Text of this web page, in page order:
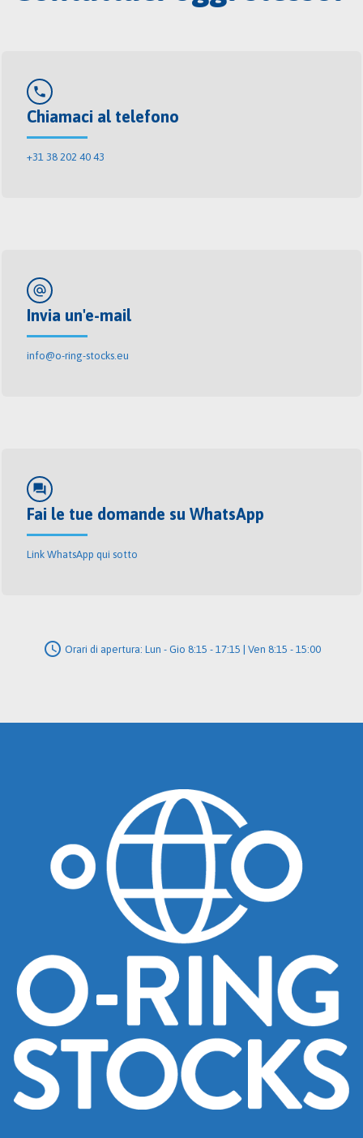
phone
Chiamaci al telefono
+31 38 202 40 43
alternate_email
Invia un'e-mail
info@o-ring-stocks.eu
forum
Fai le tue domande su WhatsApp
Link WhatsApp qui sotto
schedule Orari di apertura: Lun - Gio 8:15 - 17:15 | Ven 8:15 - 15:00